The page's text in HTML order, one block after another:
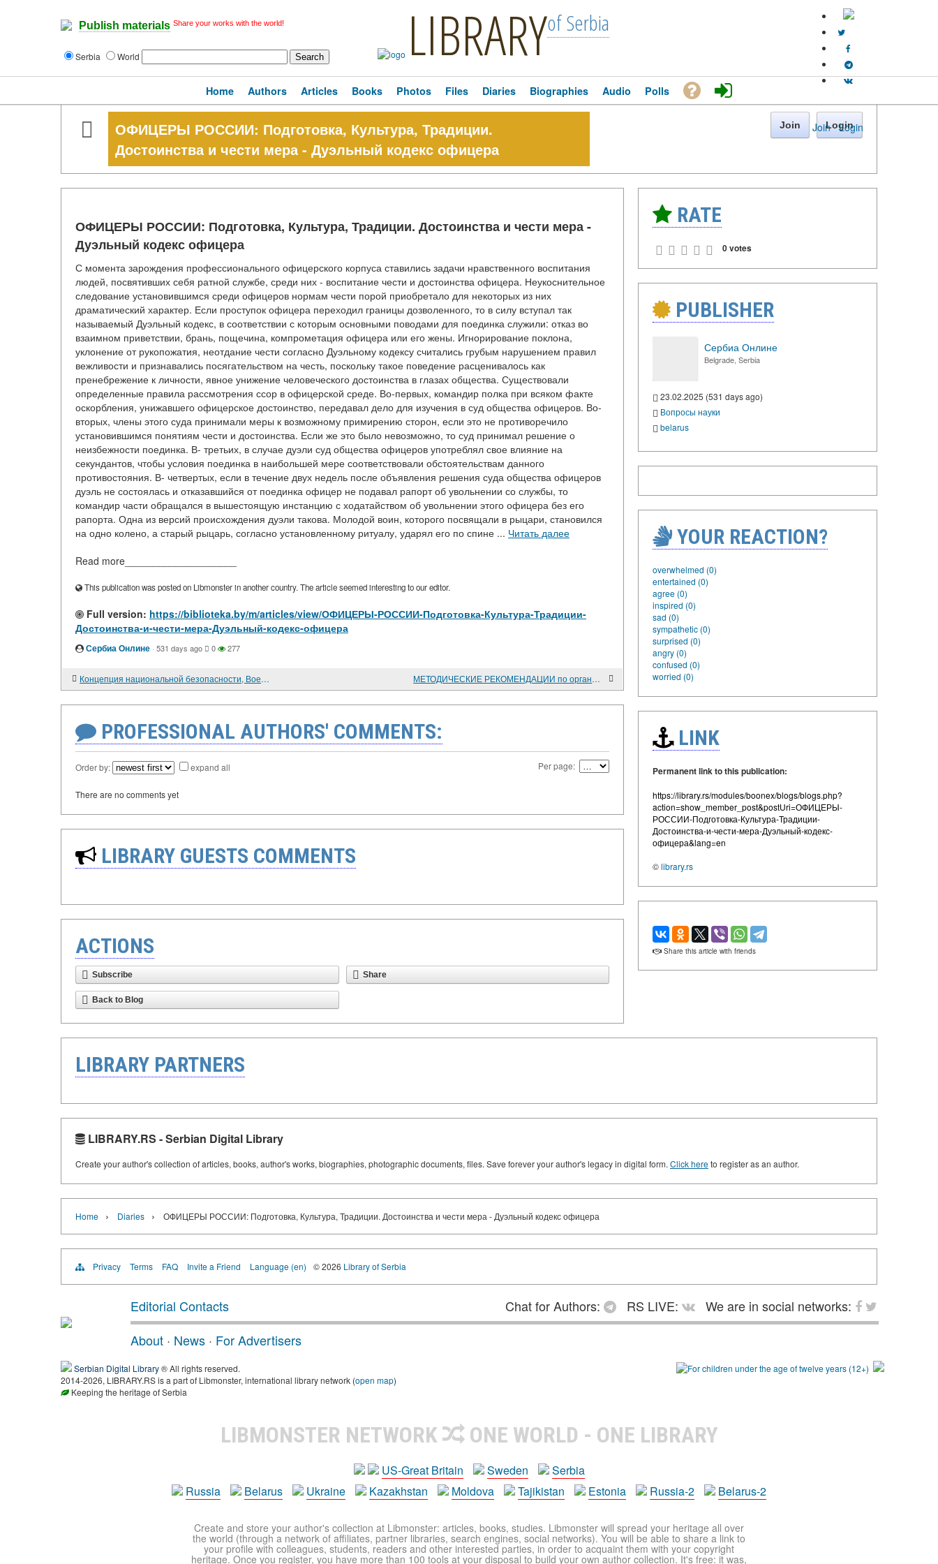
Publish materials Share your works with the world!
Serbia World LIBRARYof Serbia
Join · Login
Home Authors Articles Books Photos Files Diaries Biographies Audio Polls
ОФИЦЕРЫ РОССИИ: Подготовка, Культура, Традиции.
Достоинства и чести мера - Дуэльный кодекс офицера
Join Login
ОФИЦЕРЫ РОССИИ: Подготовка, Культура, Традиции. Достоинства и чести мера -
Дуэльный кодекс офицера
С момента зарождения профессионального офицерского корпуса ставились задачи нравственного воспитания
людей, посвятивших себя ратной службе, среди них - воспитание чести и достоинства офицера. Неукоснительное
следование установившимся среди офицеров нормам чести порой приобретало для некоторых из них
драматический характер. Если проступок офицера переходил границы дозволенного, то в силу вступал так
называемый Дуэльный кодекс, в соответствии с которым основными поводами для поединка служили: отказ во
взаимном приветствии, брань, пощечина, компрометация офицера или его жены. Игнорирование поклона,
уклонение от рукопожатия, неотдание чести согласно Дуэльному кодексу считались грубым нарушением правил
вежливости и признавались посягательством на честь, поскольку такое поведение расценивалось как
пренебрежение к личности, явное унижение человеческого достоинства в глазах общества. Существовали
определенные правила рассмотрения ссор в офицерской среде. Во-первых, командир полка при всяком факте
оскорбления, унижавшего офицерское достоинство, передавал дело для изучения в суд общества офицеров. Во-
вторых, члены этого суда принимали меры к возможному примирению сторон, если это не противоречило
установившимся понятиям чести и достоинства. Если же это было невозможно, то суд принимал решение о
неизбежности поединка. В- третьих, в случае дуэли суд общества офицеров употреблял свое влияние на
секундантов, чтобы условия поединка в наибольшей мере соответствовали обстоятельствам данного
противостояния. В- четвертых, если в течение двух недель после объявления решения суда общества офицеров
дуэль не состоялась и отказавшийся от поединка офицер не подавал рапорт об увольнении со службы, то
командир части обращался в вышестоящую инстанцию с ходатайством об увольнении этого офицера без его
рапорта. Одна из версий происхождения дуэли такова. Молодой воин, которого посвящали в рыцари, становился
на одно колено, а старый рыцарь, согласно установленному ритуалу, ударял его по спине ... Читать далее
Read more____________________
This publication was posted on Libmonster in another country. The article seemed interesting to our editor.
Full version: https://biblioteka.by/m/articles/view/ОФИЦЕРЫ-РОССИИ-Подготовка-Культура-Традиции-
Достоинства-и-чести-мера-Дуэльный-кодекс-офицера
Сербиа Онлине · 531 days ago 0 277
Концепция национальной безопасности, Военная доктрина Российской Федерации об основных угрозах военной безопасности страны МЕТОДИЧЕСКИЕ РЕКОМЕНДАЦИИ по организации общественно-государственной подготовки личного состава Вооруженных Сил Российской Федерации в 2001 учебном году
PROFESSIONAL AUTHORS' COMMENTS:
Order by: expand all Per page:
There are no comments yet
LIBRARY GUESTS COMMENTS
ACTIONS
Subscribe Share
Back to Blog
RATE
0 votes
PUBLISHER
Сербиа Онлине
Belgrade, Serbia
23.02.2025 (531 days ago)
Вопросы науки
belarus
YOUR REACTION?
overwhelmed (0)
entertained (0)
agree (0)
inspired (0)
sad (0)
sympathetic (0)
surprised (0)
angry (0)
confused (0)
worried (0)
LINK
Permanent link to this publication:
https://library.rs/modules/boonex/blogs/blogs.php?
action=show_member_post&postUri=ОФИЦЕРЫ-
РОССИИ-Подготовка-Культура-Традиции-
Достоинства-и-чести-мера-Дуэльный-кодекс-
офицера&lang=en
©library.rs
Share this article with friends
LIBRARY PARTNERS
LIBRARY.RS - Serbian Digital Library
Create your author's collection of articles, books, author's works, biographies, photographic documents, files. Save forever your author's legacy in digital form. Click hereto register as an author.
Home › Diaries › ОФИЦЕРЫ РОССИИ: Подготовка, Культура, Традиции. Достоинства и чести мера - Дуэльный кодекс офицера
Privacy Terms FAQ Invite a Friend Language (en) © 2026 Library of Serbia
Editorial Contacts Chat for Authors: RS LIVE:
We are in social networks:
About · News · For Advertisers
Serbian Digital Library® All rights reserved.
2014-2026, LIBRARY.RS is a part of Libmonster, international library network (open map)
Keeping the heritage of Serbia
LIBMONSTER NETWORK ONE WORLD - ONE LIBRARY
US-Great Britain Sweden
Serbia
Russia
Belarus Ukraine Kazakhstan Moldova Tajikistan Estonia Russia-2 Belarus-2
Create and store your author's collection at Libmonster: articles, books, studies. Libmonster will spread your heritage all over
the world (through a network of affiliates, partner libraries, search engines, social networks). You will be able to share a link to
your profile with colleagues, students, readers and other interested parties, in order to acquaint them with your copyright
heritage. Once you register, you have more than 100 tools at your disposal to build your own author collection. It's free: it was,